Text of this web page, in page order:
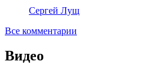
Сергей Лущ
Все комментарии
Видео